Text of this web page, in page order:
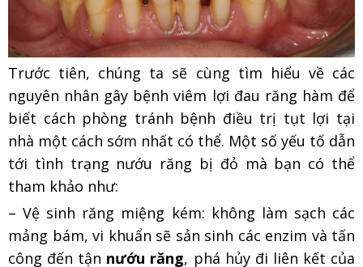
Trước tiên, chúng ta sẽ cùng tìm hiểu về các
nguyên nhân gây bệnh viêm lợi đau răng hàm để
biết cách phòng tránh bệnh điều trị tụt lợi tại
nhà một cách sớm nhất có thể. Một số yếu tố dẫn
tới tình trạng nướu răng bị đỏ mà bạn có thể
tham khảo như:
– Vệ sinh răng miệng kém: không làm sạch các
mảng bám, vi khuẩn sẽ sản sinh các enzim và tấn
công đến tận nướu răng, phá hủy đi liên kết của